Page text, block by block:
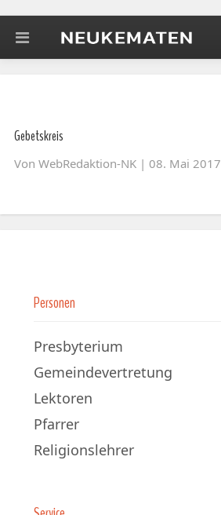
Gebetskreis
Von WebRedaktion-NK | 08. Mai 2017
Personen
Presbyterium
Gemeindevertretung
Lektoren
Pfarrer
Religionslehrer